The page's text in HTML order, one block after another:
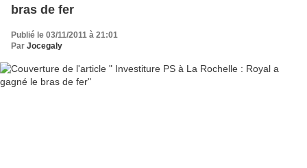
bras de fer
Publié le 03/11/2011 à 21:01
Par Jocegaly